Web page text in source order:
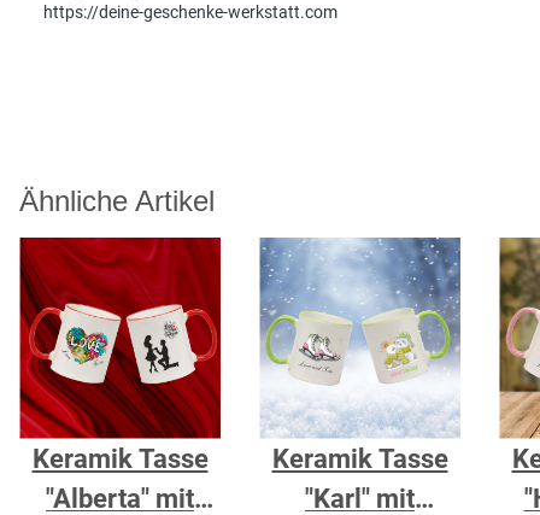
https://deine-geschenke-werkstatt.com
Ähnliche Artikel
Keramik Tasse
"Alberta" mit
Keramik Tasse
"Karl" mit